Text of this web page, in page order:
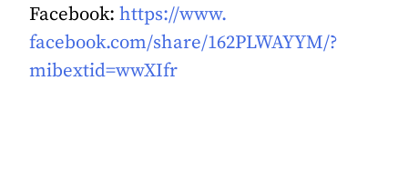
Facebook:https://www.
facebook.com/share/162PLWAYYM/?
mibextid=wwXIfr